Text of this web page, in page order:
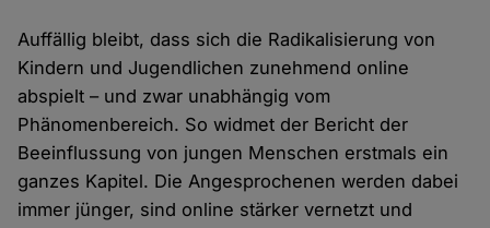
Auffällig bleibt, dass sich die Radikalisierung von
Kindern und Jugendlichen zunehmend online
abspielt – und zwar unabhängig vom
Phänomenbereich. So widmet der Bericht der
Beeinflussung von jungen Menschen erstmals ein
ganzes Kapitel. Die Angesprochenen werden dabei
immer jünger, sind online stärker vernetzt und